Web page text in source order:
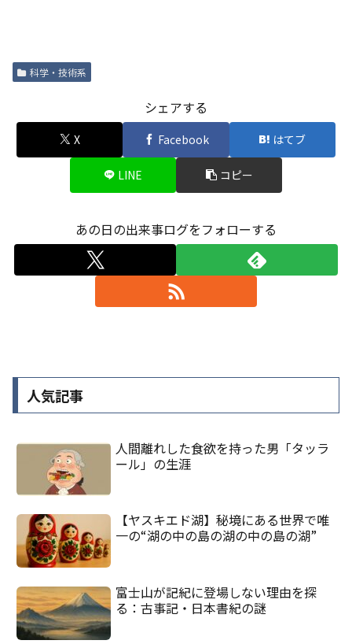
科学・技術系
シェアする
X Facebook はてブ
LINE コピー
あの日の出来事ログをフォローする
人気記事
人間離れした食欲を持った男「タッラ
ール」の生涯
【ヤスキエド湖】秘境にある世界で唯
一の“湖の中の島の湖の中の島の湖”
富士山が記紀に登場しない理由を探
る：古事記・日本書紀の謎